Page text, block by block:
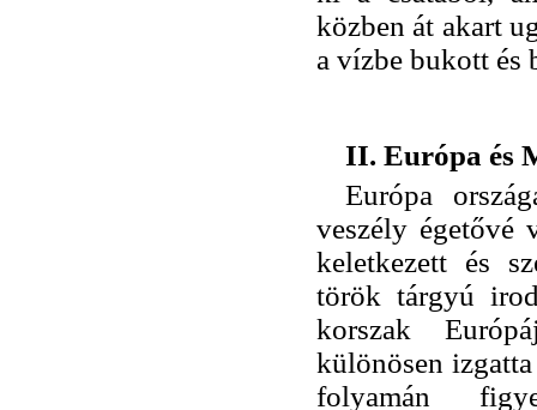
közben át akart
a vízbe bukott és
II. Európa és
Európa
veszély égetővé
keletkezett és
török tárgyú
korszak
különösen izgatta
folyamán